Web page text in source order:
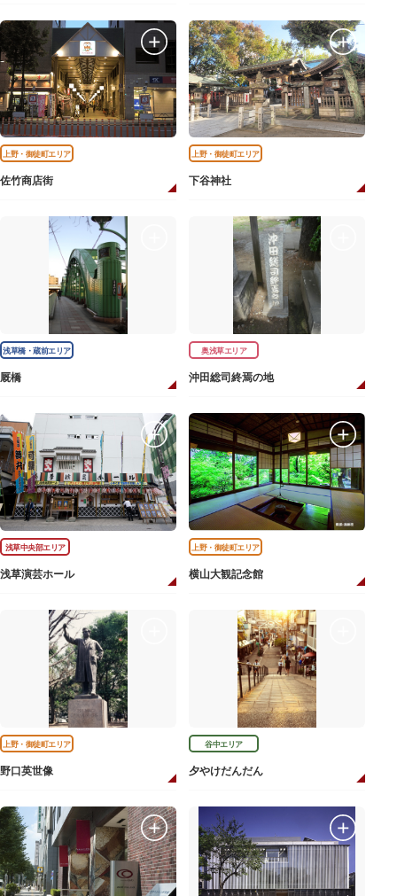
上野・御徒町エリア
佐竹商店街
上野・御徒町エリア
下谷神社
浅草橋・蔵前エリア
厩橋
奥浅草エリア
沖田総司終焉の地
浅草中央部エリア
浅草演芸ホール
上野・御徒町エリア
横山大観記念館
上野・御徒町エリア
野口英世像
谷中エリア
夕やけだんだん